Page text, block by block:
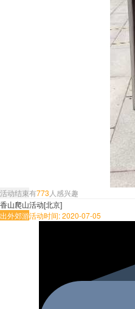
活动结束有773 人感兴趣
香山爬山活动[北京]
出外郊游活动时间: 2020-07-05